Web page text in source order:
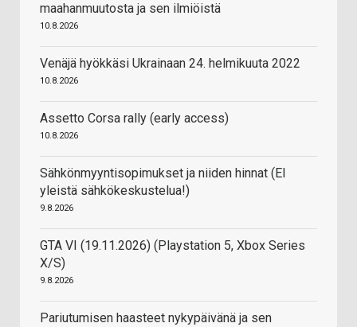
maahanmuutosta ja sen ilmiöistä
10.8.2026
Venäjä hyökkäsi Ukrainaan 24. helmikuuta 2022
10.8.2026
Assetto Corsa rally (early access)
10.8.2026
Sähkönmyyntisopimukset ja niiden hinnat (EI
yleistä sähkökeskustelua!)
9.8.2026
GTA VI (19.11.2026) (Playstation 5, Xbox Series
X/S)
9.8.2026
Pariutumisen haasteet nykypäivänä ja sen